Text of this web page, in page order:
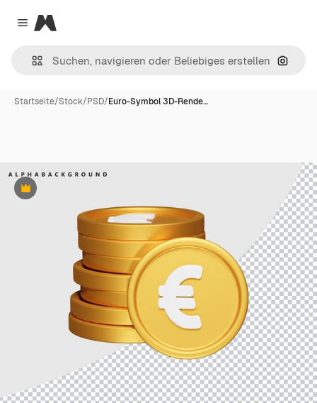
Close menu
Magnific
Nach
Startseite/Stock/PSD/Euro-Symbol 3D-Rende…
Premium